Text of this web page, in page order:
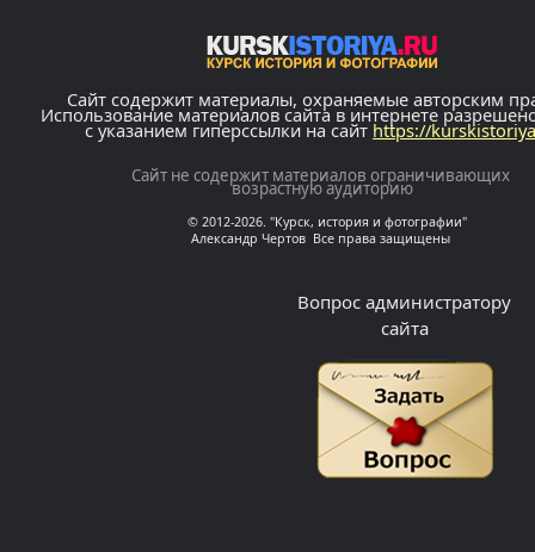
Сайт содержит материалы, охраняемые авторским
Использование материалов сайта в интернете
с указанием гиперссылки на сайт https://
Сайт не содержит материалов ограничивающих
возрастную аудиторию
© 2012-2026. "Курск, история и фотографии"
Александр Чертов Все права защищены
Вопрос администратору
сайта